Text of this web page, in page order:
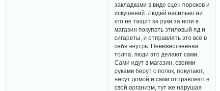
закладками в виде сцен пороков и
искушений. Людей насильно ни
кто не тащит за руки за ноги в
магазин покупать этиловый яд и
сигареты, и отправлять это всё в
себя внутрь. Невежественная
толпа, люди это делают сами.
Сами идут в магазин, своими
руками берут с полок, покупают,
несут домой и сами отправляют в
свой организм, тут же нарушая